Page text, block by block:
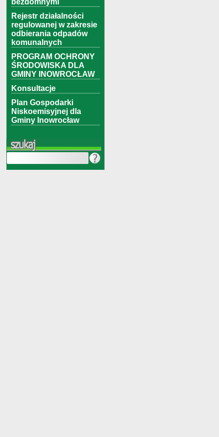
bezdomnymi
Rejestr działalności
regulowanej w zakresie
odbierania odpadów
komunalnych
PROGRAM OCHRONY
ŚRODOWISKA DLA
GMINY INOWROCŁAW
Konsultacje
Plan Gospodarki
Niskoemisyjnej dla
Gminy Inowrocław